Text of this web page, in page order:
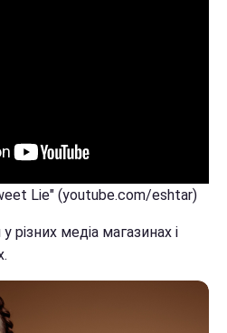
Lie" (youtube.com/eshtar)
медіа магазинах і